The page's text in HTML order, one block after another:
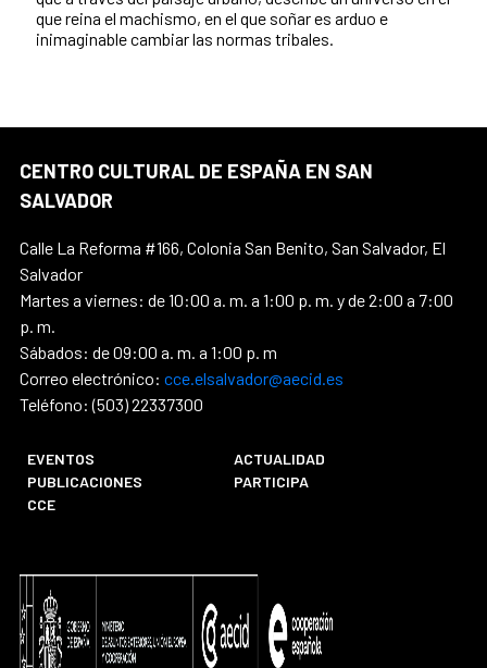
que reina el machismo, en el que soñar es arduo e
inimaginable cambiar las normas tribales.
CENTRO CULTURAL DE ESPAÑA EN SAN
SALVADOR
Calle La Reforma #166, Colonia San Benito, San Salvador, El
Salvador
Martes a viernes: de 10:00 a. m. a 1:00 p. m. y de 2:00 a 7:00
p. m.
Sábados: de 09:00 a. m. a 1:00 p. m
Correo electrónico: cce.elsalvador@aecid.es
Teléfono: (503) 22337300
EVENTOS
ACTUALIDAD
PUBLICACIONES
PARTICIPA
CCE